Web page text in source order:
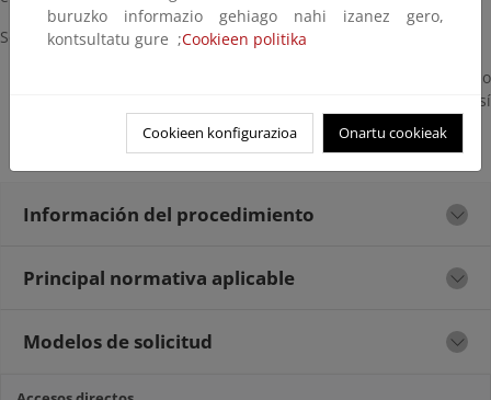
Se considerará, en todo caso, modificación sustancial,
El aumento en más de un 10 por ciento del volumen o
superficie sobre lo reconocido en el título otorgado, así
El cambio de uso para el que se le otorgó dicho título.
Información del procedimiento
Principal normativa aplicable
Modelos de solicitud
buruzko informazio gehiago nahi izanez gero,
kontsultatu gure ;Cookieen politika
Cookieen konfigurazioa Onartu cookieak